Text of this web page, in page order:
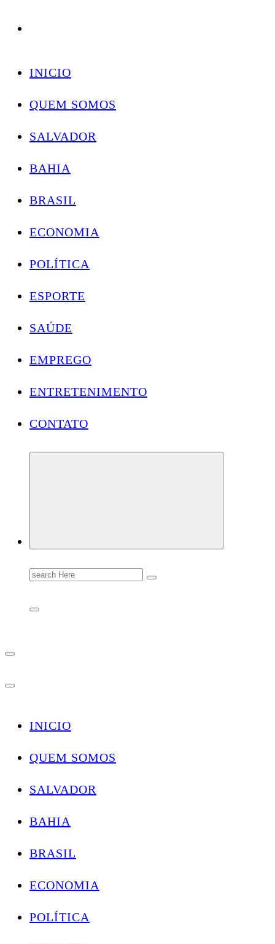
Skip
INICIO
QUEM SOMOS
SALVADOR
BAHIA
BRASIL
ECONOMIA
POLÍTICA
ESPORTE
SAÚDE
EMPREGO
ENTRETENIMENTO
CONTATO
Search
for:
INICIO
QUEM SOMOS
SALVADOR
BAHIA
BRASIL
ECONOMIA
POLÍTICA